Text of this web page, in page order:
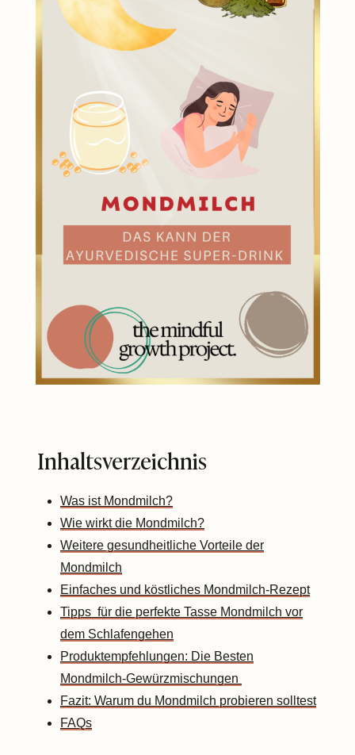
Inhaltsverzeichnis
Was ist Mondmilch?
Wie wirkt die Mondmilch?
Weitere gesundheitliche Vorteile der
Mondmilch
Einfaches und köstliches Mondmilch-Rezept
Tipps für die perfekte Tasse Mondmilch vor
dem Schlafengehen
Produktempfehlungen: Die Besten
Mondmilch-Gewürzmischungen
Fazit: Warum du Mondmilch probieren solltest
FAQs